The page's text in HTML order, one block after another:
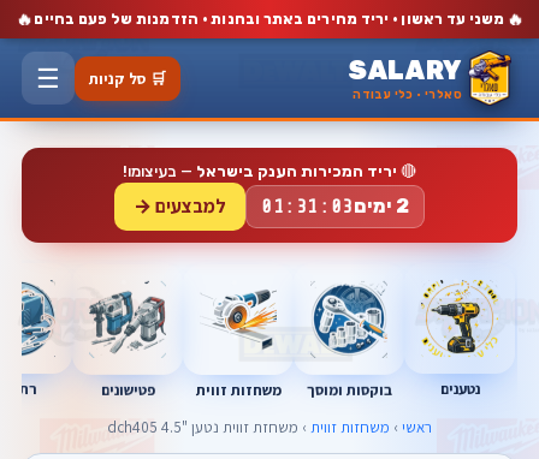
🔥 משני עד ראשון · יריד מחירים באתר ובחנות · הזדמנות של פעם בחיים 🔥
SALARY
סאלרי · כלי עבודה
🛒 סל קניות ☰
🔴 יריד המכירות הענק בישראל — בעיצומו!
2 ימים 01:31:01 למבצעים →
נטענים בוקסות ומוסך משחזות זווית פטישונים
ראשי › משחזות זווית › משחזת זווית נטען "4.5 dch405